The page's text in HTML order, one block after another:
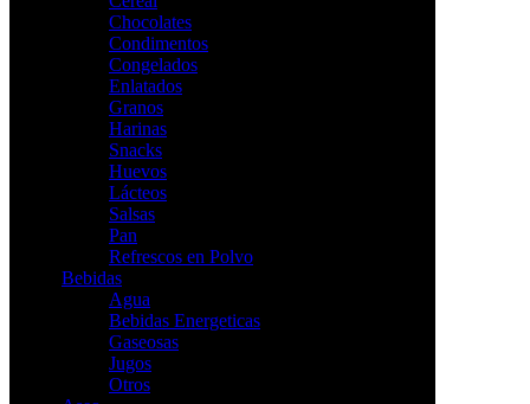
Chocolates
Condimentos
Congelados
Enlatados
Granos
Harinas
Snacks
Huevos
Lácteos
Salsas
Pan
Refrescos en Polvo
Bebidas
Agua
Bebidas Energeticas
Gaseosas
Jugos
Otros